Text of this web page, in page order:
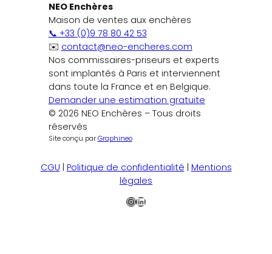
NEO Enchères
Maison de ventes aux enchères
📞 +33 (0)9 78 80 42 53
✉️ contact@neo-encheres.com
Nos commissaires-priseurs et experts
sont implantés à Paris et interviennent
dans toute la France et en Belgique.
Demander une estimation gratuite
© 2026 NEO Enchères – Tous droits
réservés
Site conçu parGraphineo
CGU | Politique de confidentialité | Mentions
légales
Instagram
LinkedIn